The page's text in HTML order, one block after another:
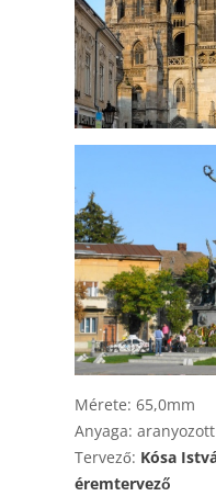
Mérete: 65,0mm
Anyaga:
Tervező: Kósa
éremtervező